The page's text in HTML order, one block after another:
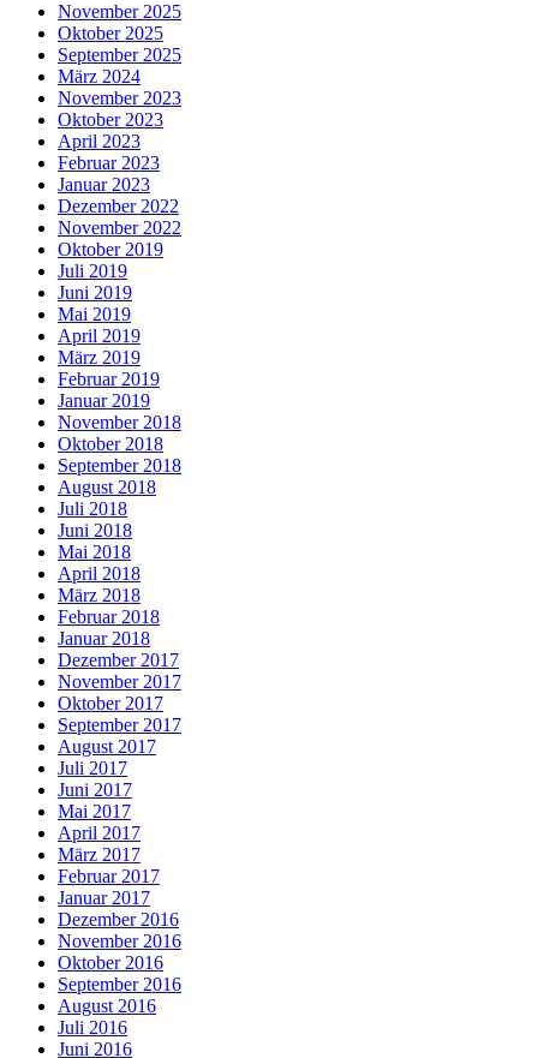
November 2025
Oktober 2025
September 2025
März 2024
November 2023
Oktober 2023
April 2023
Februar 2023
Januar 2023
Dezember 2022
November 2022
Oktober 2019
Juli 2019
Juni 2019
Mai 2019
April 2019
März 2019
Februar 2019
Januar 2019
November 2018
Oktober 2018
September 2018
August 2018
Juli 2018
Juni 2018
Mai 2018
April 2018
März 2018
Februar 2018
Januar 2018
Dezember 2017
November 2017
Oktober 2017
September 2017
August 2017
Juli 2017
Juni 2017
Mai 2017
April 2017
März 2017
Februar 2017
Januar 2017
Dezember 2016
November 2016
Oktober 2016
September 2016
August 2016
Juli 2016
Juni 2016